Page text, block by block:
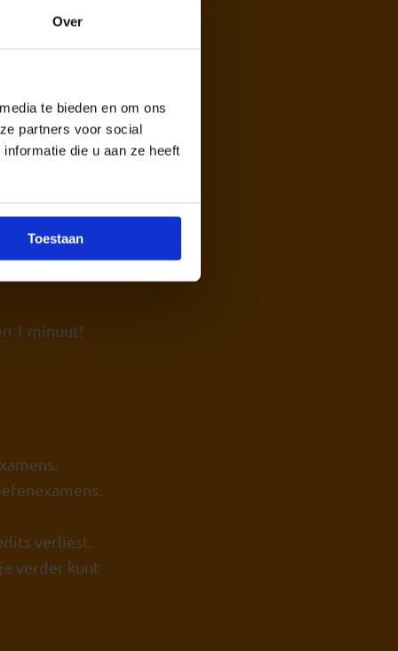
Over
te bieden en om ons
partners voor social
die u aan ze heeft
Toestaan
Je krijgt
en bevatten
1 minuut!
verliest.
verder kunt